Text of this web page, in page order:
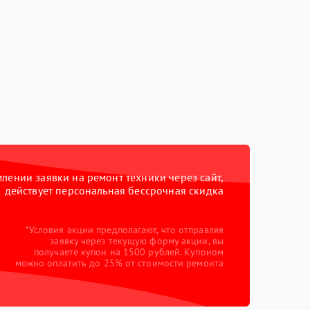
заявки на ремонт техники через сайт,
действует персональная бессрочная скидка
*Условия акции предполагают, что отправляя
заявку через текущую форму акции, вы
получаете купон на 1500 рублей. Купоном
можно оплатить до 25% от стоимости ремонта